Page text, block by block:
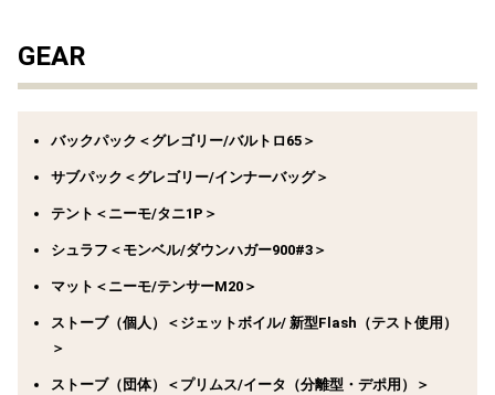
GEAR
バックパック＜グレゴリー/バルトロ65＞
サブパック＜グレゴリー/インナーバッグ＞
テント＜ニーモ/タニ1P＞
シュラフ＜モンベル/ダウンハガー900#3＞
マット＜ニーモ/テンサーM20＞
ストーブ（個人）＜ジェットボイル/ 新型Flash（テスト使用）
＞
ストーブ（団体）＜プリムス/イータ（分離型・デポ用）＞